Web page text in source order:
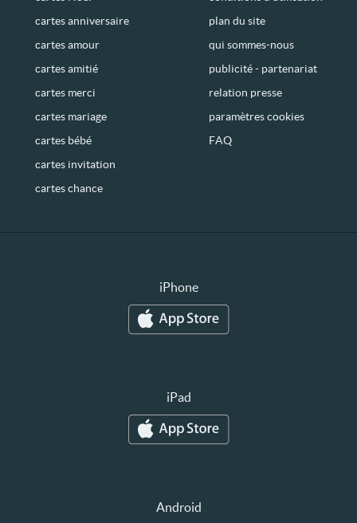
cartes anniversaire
cartes amour
cartes amitié
cartes merci
cartes mariage
cartes bébé
cartes invitation
cartes chance
plan du site
qui sommes-nous
publicité - partenariat
relation presse
paramètres cookies
FAQ
iPhone
iPad
Android